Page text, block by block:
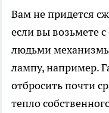
Вам не придется
если вы возьмете
людьми
лампу, например.
отбросить почти
тепло